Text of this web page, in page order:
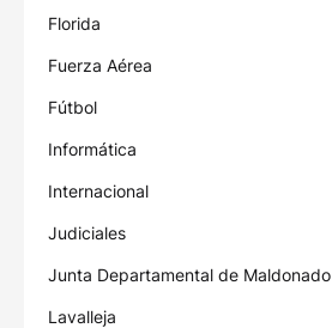
Florida
Fuerza Aérea
Fútbol
Informática
Internacional
Judiciales
Junta Departamental de Maldonado
Lavalleja